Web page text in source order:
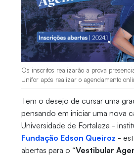
Os inscritos realizarão a prova
Unifor após realizar o agendamento
Tem o desejo de cursar uma
pensando em iniciar uma nova
Universidade de Fortaleza -
Fundação Edson Queiroz -
abertas para o “Vestibular